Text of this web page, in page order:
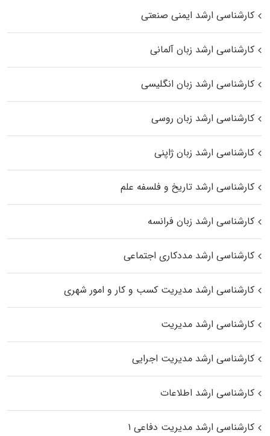
کارشناسی ارشد ایمنی صنعتی
کارشناسی ارشد زبان آلمانی
کارشناسی ارشد زبان انگلیسی
کارشناسی ارشد زبان روسی
کارشناسی ارشد زبان ژاپنی
کارشناسی ارشد تاریخ و فلسفه علم
کارشناسی ارشد زبان فرانسه
کارشناسی ارشد مددکاری اجتماعی
کارشناسی ارشد مدیریت کسب و کار و امور شهری
کارشناسی ارشد مدیریت
کارشناسی ارشد مدیریت اجرایی
کارشناسی ارشد اطلاعات
کارشناسی ارشد مدیریت دفاعی ۱